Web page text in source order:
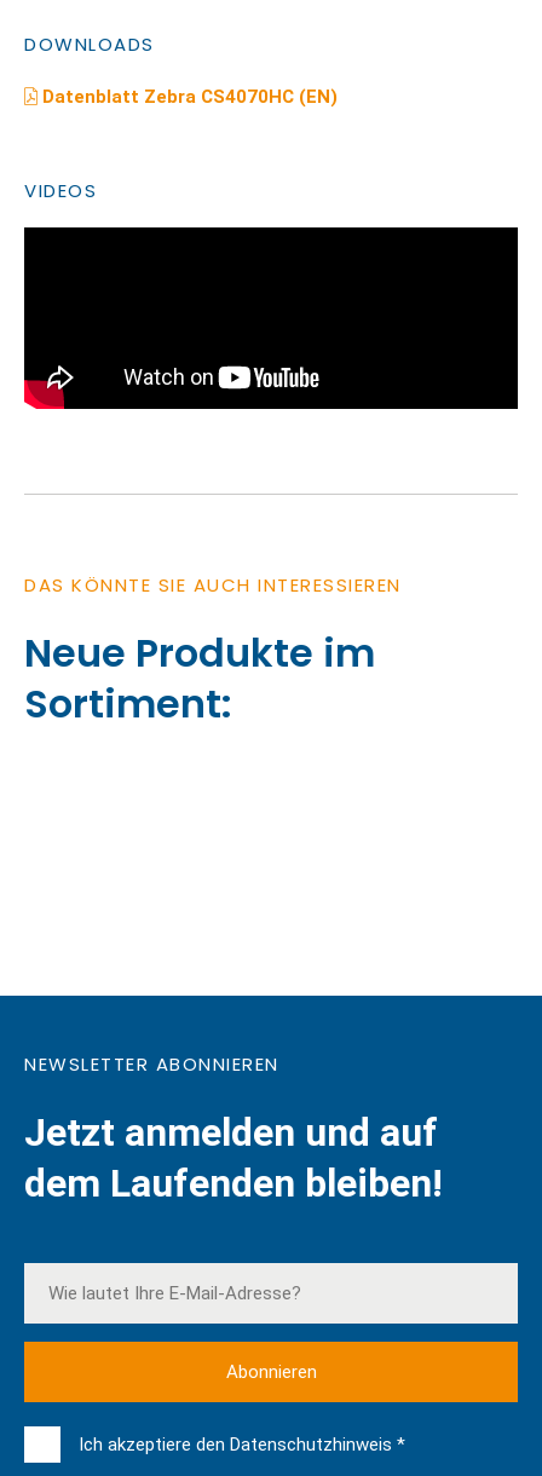
DOWNLOADS
Datenblatt Zebra CS4070HC (EN)
VIDEOS
DAS KÖNNTE SIE AUCH INTERESSIEREN
Neue Produkte im
Sortiment:
NEWSLETTER ABONNIEREN
Jetzt anmelden und auf
dem Laufenden bleiben!
Ich akzeptiere den Datenschutzhinweis *